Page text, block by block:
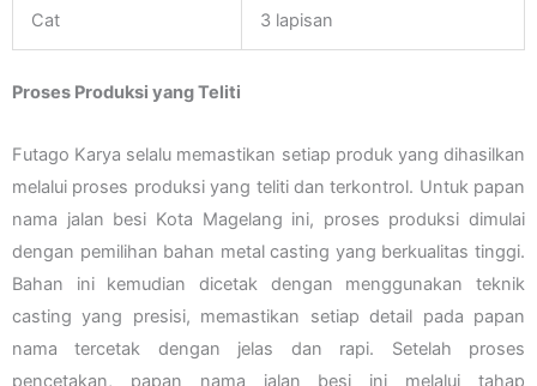
Cat 3 lapisan
Proses Produksi yang Teliti
Futago Karya selalu memastikan setiap produk yang dihasilkan
melalui proses produksi yang teliti dan terkontrol. Untuk papan
nama jalan besi Kota Magelang ini, proses produksi dimulai
dengan pemilihan bahan metal casting yang berkualitas tinggi.
Bahan ini kemudian dicetak dengan menggunakan teknik
casting yang presisi, memastikan setiap detail pada papan
nama tercetak dengan jelas dan rapi. Setelah proses